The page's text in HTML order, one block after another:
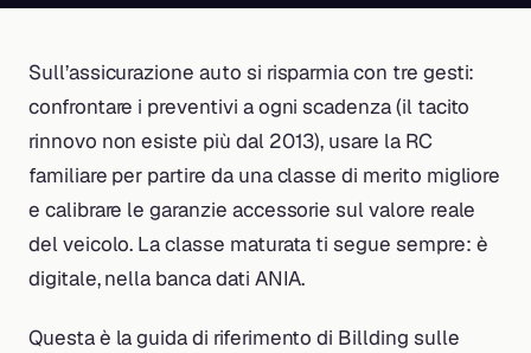
Sull’assicurazione auto si risparmia con tre gesti:
confrontare i preventivi a ogni scadenza (il tacito
rinnovo non esiste più dal 2013), usare la RC
familiare per partire da una classe di merito migliore
e calibrare le garanzie accessorie sul valore reale
del veicolo. La classe maturata ti segue sempre: è
digitale, nella banca dati ANIA.
Questa è la guida di riferimento di Billding sulle